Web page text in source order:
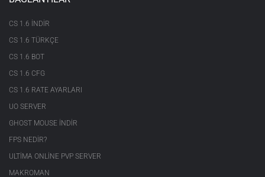
CS 1.6 INDIR
CS 1.6 TÜRKÇE
CS 1.6 BOT
CS 1.6 CFG
CS 1.6 RATE AYARLARI
UO SERVER
GHOST MOUSE INDIR
FPS NEDIR?
ULTIMA ONLINE PVP SERVER
MAKROMAN